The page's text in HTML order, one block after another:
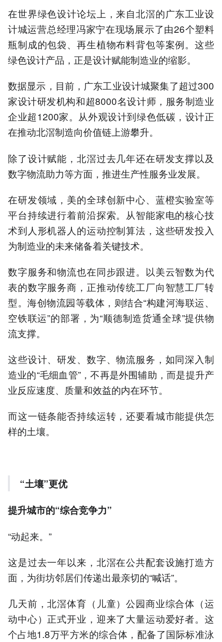
在世界绿色设计论坛上，来自北滘的广东工业设
计城运营总经理冯家宁在现场展示了由26个塑料
瓶制成的包袋、再生植物布料背包等案例。这些
绿色设计产品，正是设计赋能制造业的缩影。
数据显示，目前，广东工业设计城聚集了超过300
家设计研发机构和超8000名设计师，服务制造业
企业超1200家。从外观设计到绿色低碳，设计正
在推动北滘制造向价值链上游攀升。
除了设计赋能，北滘过去几年还在研发支撑以及
数字物流助力等方面，推进生产性服务业发展。
在研发领域，美的全球创新中心、蓝橙实验室等
平台持续进行着前沿探索。从智能家电的核心技
术到人形机器人的运动控制算法，这些研发投入
为制造业的未来储备着关键技术。
数字服务和物流也在同步跟进。以美云智数为代
表的数字服务商，正推动传统工厂向智慧工厂转
型。海创物流园等载体，则结合“构建河海联运、
空铁联运”的部署，为“顺德制造货通全球”提供物
流支撑。
这些设计、研发、数字、物流服务，如同深入制
造业的“毛细血管”，不再是外围辅助，而是提升产
业反应速度、质量和效益的内在环节。
而这一链条能否持续运转，还要看城市能提供怎
样的土壤。
“土壤”更优
提升城市的“综合竞争力”
“动起来。”
这是过去一年以来，北滘在公共配套设施打造方
面，为街坊邻居们传递出最亲切的“喊话”。
几天前，北滘体育（儿童）公园商业综合体（运
动中心）正式开业，迎来了大量运动爱好者。这
个占地1.8万平方米的综合体，配备了国际标准泳